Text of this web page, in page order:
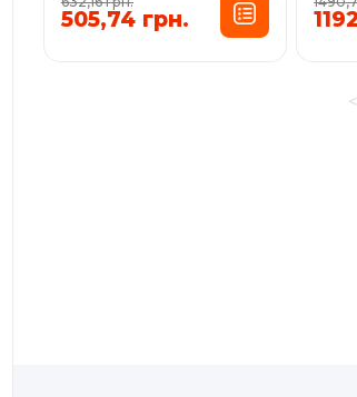
У наявності
505,74 грн. У